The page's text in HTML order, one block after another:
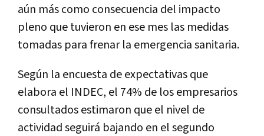
aún más como consecuencia del impacto
pleno que tuvieron en ese mes las medidas
tomadas para frenar la emergencia sanitaria.
Según la encuesta de expectativas que
elabora el INDEC, el 74% de los empresarios
consultados estimaron que el nivel de
actividad seguirá bajando en el segundo